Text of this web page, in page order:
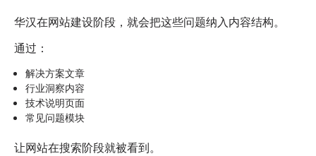
华汉在网站建设阶段，就会把这些问题纳入内容结构。
通过：
解决方案文章
行业洞察内容
技术说明页面
常见问题模块
让网站在搜索阶段就被看到。